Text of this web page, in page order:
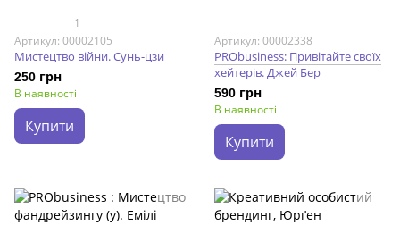
1
Артикул: 00002105
Мистецтво війни. Сунь-цзи
250 грн
В наявності
Купити
Артикул: 00002338
PRObusiness: Привітайте своїх
хейтерів. Джей Бер
590 грн
В наявності
Купити